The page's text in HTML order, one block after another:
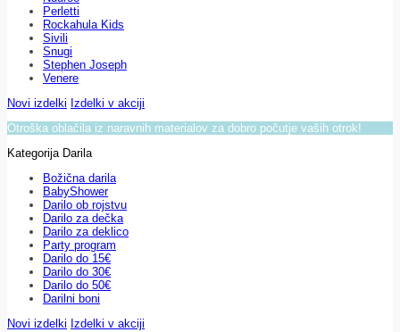
Perletti
Rockahula Kids
Sivili
Snugi
Stephen Joseph
Venere
Novi izdelki Izdelki v akciji
Otroška oblačila iz naravnih materialov za dobro počutje vaših otrok!
Kategorija Darila
Božična darila
BabyShower
Darilo ob rojstvu
Darilo za dečka
Darilo za deklico
Party program
Darilo do 15€
Darilo do 30€
Darilo do 50€
Darilni boni
Novi izdelki Izdelki v akciji